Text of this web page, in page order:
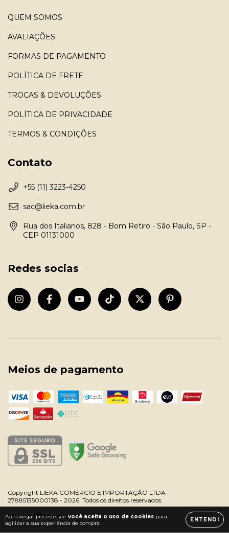
Ao navegar por este site você aceita o uso de cookies para
agilizar a sua experiência de compra.
ENTENDI
QUEM SOMOS
AVALIAÇÕES
FORMAS DE PAGAMENTO
POLÍTICA DE FRETE
TROCAS & DEVOLUÇÕES
POLÍTICA DE PRIVACIDADE
TERMOS & CONDIÇÕES
Contato
+55 (11) 3223-4250
sac@lieka.com.br
Rua dos Italianos, 828 - Bom Retiro - São Paulo, SP -
CEP 01131000
Redes socias
Meios de pagamento
Copyright LIEKA COMÉRCIO E IMPORTAÇÃO LTDA -
27885135000138 - 2026. Todos os direitos reservados.